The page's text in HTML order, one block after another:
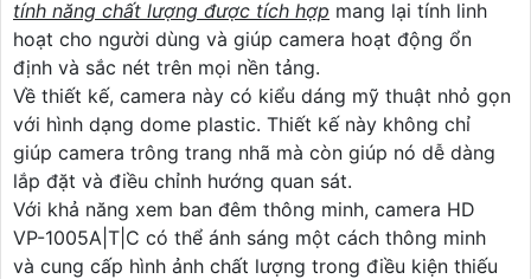
tính năng chất lượng được tích hợp mang lại tính linh
hoạt cho người dùng và giúp camera hoạt động ổn
định và sắc nét trên mọi nền tảng.
Về thiết kế, camera này có kiểu dáng mỹ thuật nhỏ gọn
với hình dạng dome plastic. Thiết kế này không chỉ
giúp camera trông trang nhã mà còn giúp nó dễ dàng
lắp đặt và điều chỉnh hướng quan sát.
Với khả năng xem ban đêm thông minh, camera HD
VP-1005A|T|C có thể ánh sáng một cách thông minh
và cung cấp hình ảnh chất lượng trong điều kiện thiếu